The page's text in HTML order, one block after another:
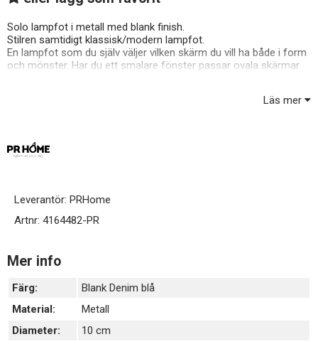
Solo lampfot i metall med blank finish.
Stilren samtidigt klassisk/modern lampfot.
En lampfot som du själv väljer vilken skärm du vill ha både i form
och mönster. Har du ett smalare fönster passar ovala skärmar
En lättplacerad lampa som passar in i många olika miljöer.
E27 sockel. Ledad lamphållare som innebär att du alltid kan
justera så att skärmen blir rak.
Läs mer
Leverantör: PRHome
Artnr: 4164482-PR
Mer info
Färg:
Blank Denim blå
Material:
Metall
Diameter:
10 cm